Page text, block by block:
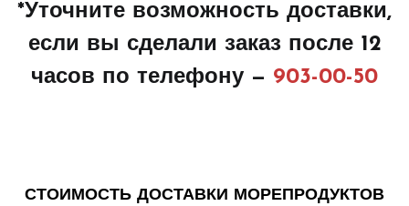
*Уточните возможность доставки,
если вы сделали заказ после 12
часов по телефону — 903-00-50
СТОИМОСТЬ ДОСТАВКИ МОРЕПРОДУКТОВ